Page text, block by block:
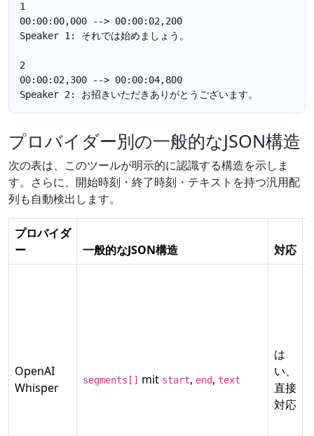
1
00:00:00,000 --> 00:00:02,200
Speaker 1: それでは始めましょう。
2
00:00:02,300 --> 00:00:04,800
Speaker 2: お招きいただきありがとうございます。
プロバイダー別の一般的なJSON構造
次の表は、このツールが明示的に認識する構造を示しま
す。さらに、開始時刻・終了時刻・テキストを持つ汎用配
列も自動検出します。
プロバイダ
ー
一般的なJSON構造 対応
OpenAI
Whisper
segments[] mit start, end, text
は
い、
直接
対応